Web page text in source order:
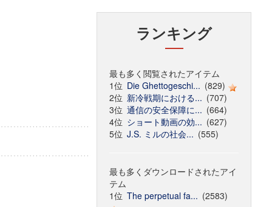
ランキング
最も多く閲覧されたアイテム
1位 Die Ghettogeschi... (829)
2位 新冷戦期における... (707)
3位 通信の安全保障に... (664)
4位 ショート動画の効... (627)
5位 J.S. ミルの社会... (555)
最も多くダウンロードされたアイ
テム
1位 The perpetual fa... (2583)